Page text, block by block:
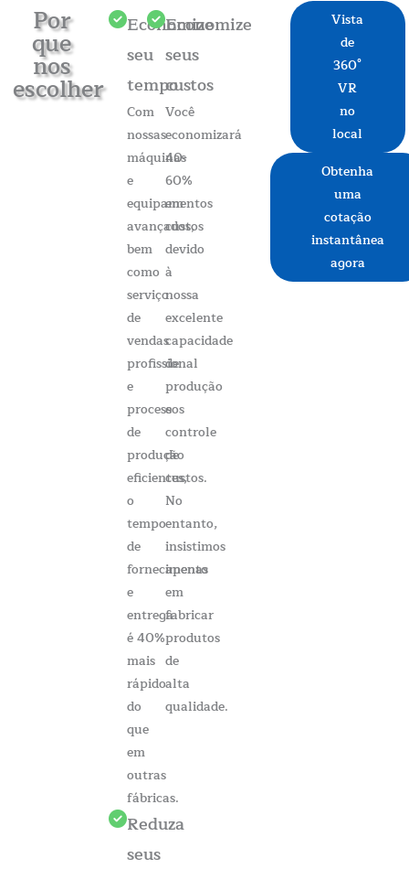
Por
que
nos
escolher
Economize
seu
tempo
Com
nossas
máquinas
e
equipamentos
avançados,
bem
como
serviço
de
vendas
profissional
e
processos
de
produção
eficientes,
o
tempo
de
fornecimento
e
entrega
é 40%
mais
rápido
do
que
em
outras
fábricas.
Economize
seus
custos
Você
economizará
40-
60%
em
custos
devido
à
nossa
excelente
capacidade
de
produção
e
controle
de
custos.
No
entanto,
insistimos
apenas
em
fabricar
produtos
de
alta
qualidade.
Reduza
seus
Vista
de
360°
VR
no
local
Obtenha
uma
cotação
instantânea
agora